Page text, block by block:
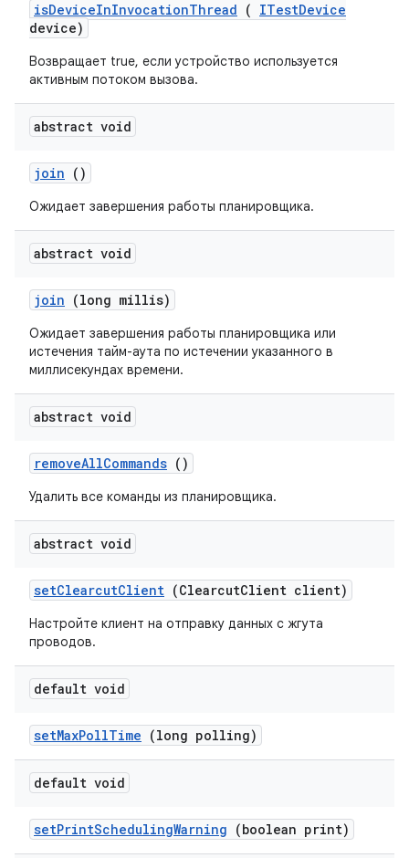
isDeviceInInvocationThread ( ITestDevice
device)
Возвращает true, если устройство используется
активным потоком вызова.
abstract void
join ()
Ожидает завершения работы планировщика.
abstract void
join (long millis)
Ожидает завершения работы планировщика или
истечения тайм-аута по истечении указанного в
миллисекундах времени.
abstract void
removeAllCommands ()
Удалить все команды из планировщика.
abstract void
setClearcutClient (ClearcutClient client)
Настройте клиент на отправку данных с жгута
проводов.
default void
setMaxPollTime (long polling)
default void
setPrintSchedulingWarning (boolean print)